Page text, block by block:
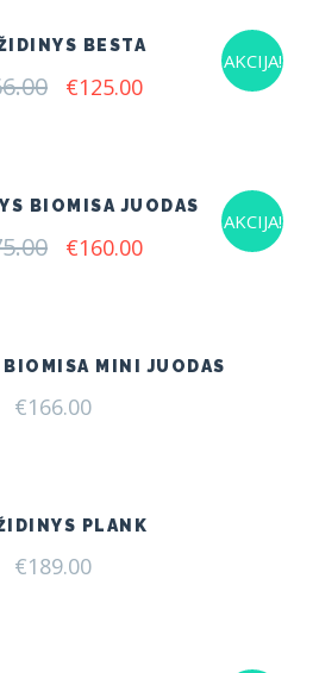
AKCIJA!
BESTA
Original
€125.00Current
AKCIJA!
BIOMISA JUODAS
Original
€160.00Current
MINI JUODAS
€166.00
PLANK
€189.00